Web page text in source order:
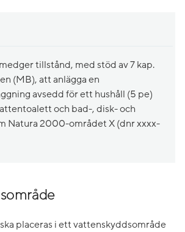
tillstånd, med stöd av 7 kap.
(MB), att anlägga en
avsedd för ett hushåll (5 pe)
och bad-, disk- och
Natura 2000-området X (dnr xxxx-
placeras i ett vattenskyddsområde